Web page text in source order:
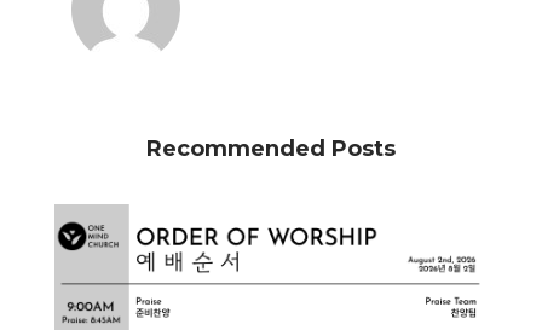
Recommended Posts